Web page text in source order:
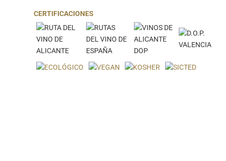
CERTIFICACIONES